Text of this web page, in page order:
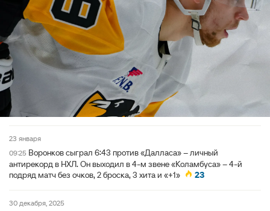
23 января
09:25 Воронков сыграл 6:43 против «Далласа» – личный
антирекорд в НХЛ. Он выходил в 4-м звене «Коламбуса» – 4-й
подряд матч без очков, 2 броска, 3 хита и «+1»
23
30 декабря, 2025